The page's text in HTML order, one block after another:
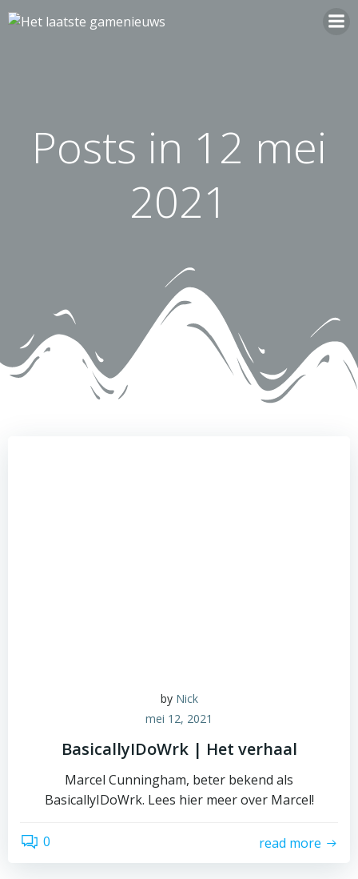
Posts in 12 mei
2021
by Nick
mei 12, 2021
BasicallyIDoWrk | Het verhaal
Marcel Cunningham, beter bekend als
BasicallyIDoWrk. Lees hier meer over Marcel!
0 read more